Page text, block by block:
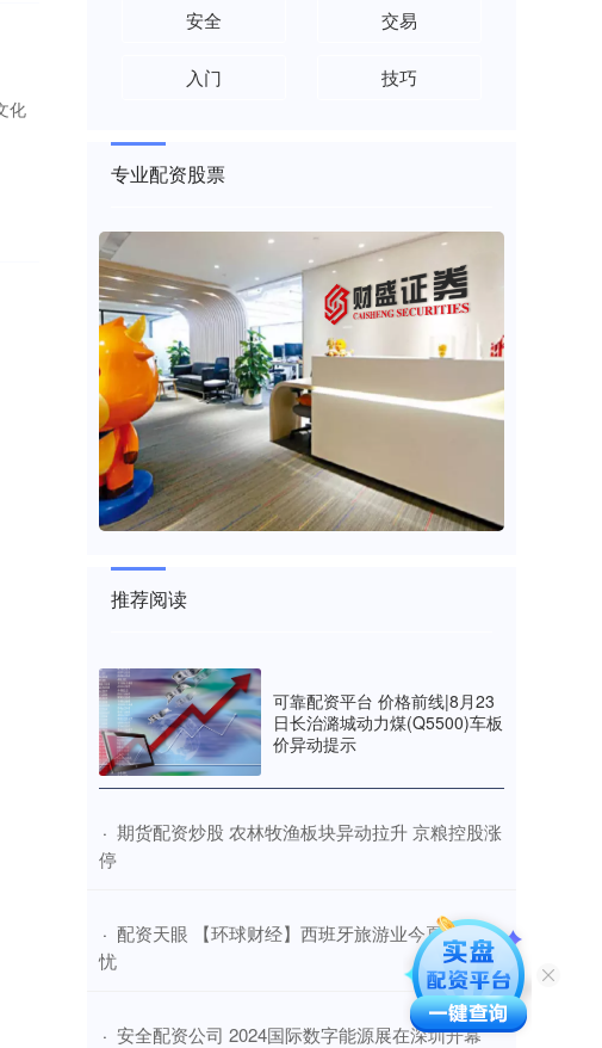
化
安全 交易
入门 技巧
专业配资股票
推荐阅读
可靠配资平台 价格前线|8月23
日长治潞城动力煤(Q5500)车板
价异动提示
· ​期货配资炒股 农林牧渔板块异动拉升 京粮控股涨
停
· ​配资天眼 【环球财经】西班牙旅游业今夏有喜有
忧
· ​安全配资公司 2024国际数字能源展在深圳开幕